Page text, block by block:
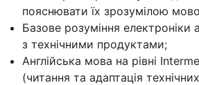
пояснювати їх зрозумілою
Базове розуміння електроніки
з технічними продуктами;
Англійська мова на рівні
(читання та адаптація